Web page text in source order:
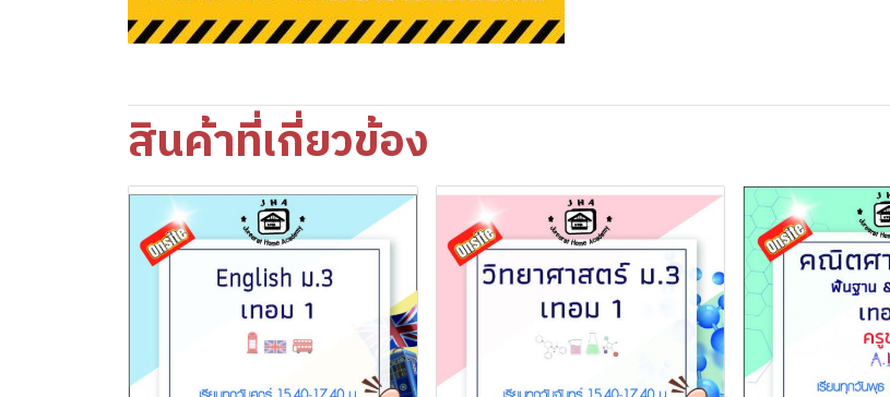
สินค้าที่เกี่ยวข้อง